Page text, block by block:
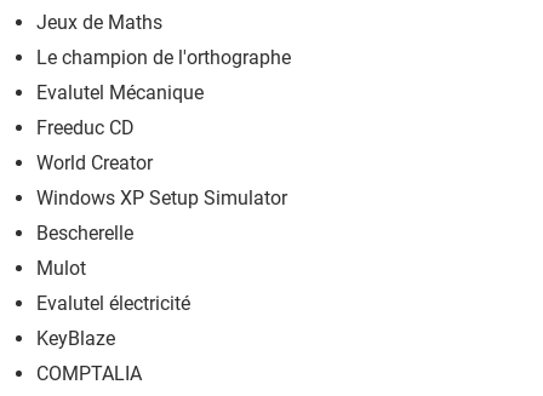
Jeux de Maths
Le champion de l'orthographe
Evalutel Mécanique
Freeduc CD
World Creator
Windows XP Setup Simulator
Bescherelle
Mulot
Evalutel électricité
KeyBlaze
COMPTALIA